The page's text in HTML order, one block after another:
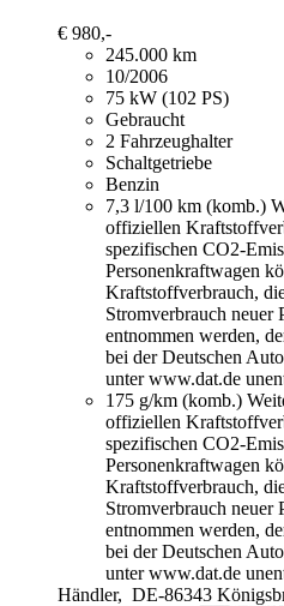
€ 980,-
245.000 km
10/2006
75 kW (102 PS)
Gebraucht
2 Fahrzeughalter
Schaltgetriebe
Benzin
7,3 l/100 km (komb.)
offiziellen
spezifischen CO2-
Personenkraftwagen
Kraftstoffverbrauch,
Stromverbrauch neuer
entnommen werden,
bei der Deutschen
unter www.dat.de
175 g/km (komb.)
offiziellen
spezifischen CO2-
Personenkraftwagen
Kraftstoffverbrauch,
Stromverbrauch neuer
entnommen werden,
bei der Deutschen
unter www.dat.de
Händler, DE-86343